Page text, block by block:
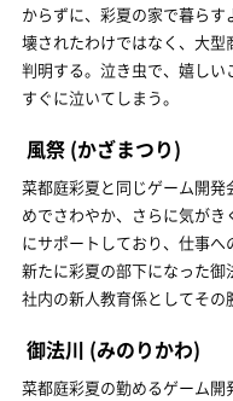
からずに、彩夏の家で暮ら
壊されたわけではなく、大
判明する。泣き虫で、嬉しい
すぐに泣いてしまう。
風祭 (かざまつり)
菜都庭彩夏と同じゲーム開
めでさわやか、さらに気が
にサポートしており、仕事へ
新たに彩夏の部下になった
社内の新人教育係としてその
御法川 (みのりかわ)
菜都庭彩夏の勤めるゲーム